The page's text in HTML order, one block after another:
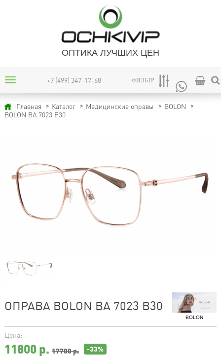
ОПТИКА ЛУЧШИХ ЦЕН
+7 (499) 347-17-68 ФИЛЬТР
Главная Каталог Медицинские оправы
BOLON
BOLON BA 7023 B30
BOLON
ОПРАВА BOLON BA 7023 B30
Цена:
11800р. 17700 р. -33%